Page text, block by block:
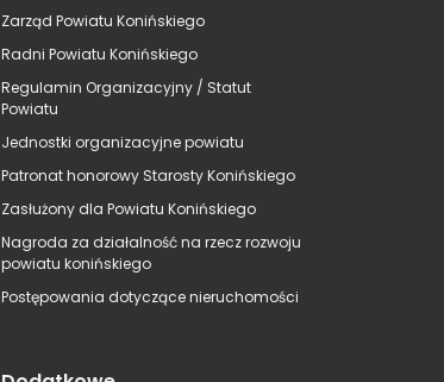
Zarząd Powiatu Konińskiego
Radni Powiatu Konińskiego
Regulamin Organizacyjny / Statut
Powiatu
Jednostki organizacyjne powiatu
Patronat honorowy Starosty Konińskiego
Zasłużony dla Powiatu Konińskiego
Nagroda za działalność na rzecz rozwoju
powiatu konińskiego
Postępowania dotyczące nieruchomości